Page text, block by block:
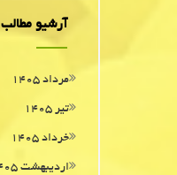
آرشیو مطالب
مرداد ۱۴۰۵
تیر ۱۴۰۵
خرداد ۱۴۰۵
اردیبهشت ۱۴۰۵